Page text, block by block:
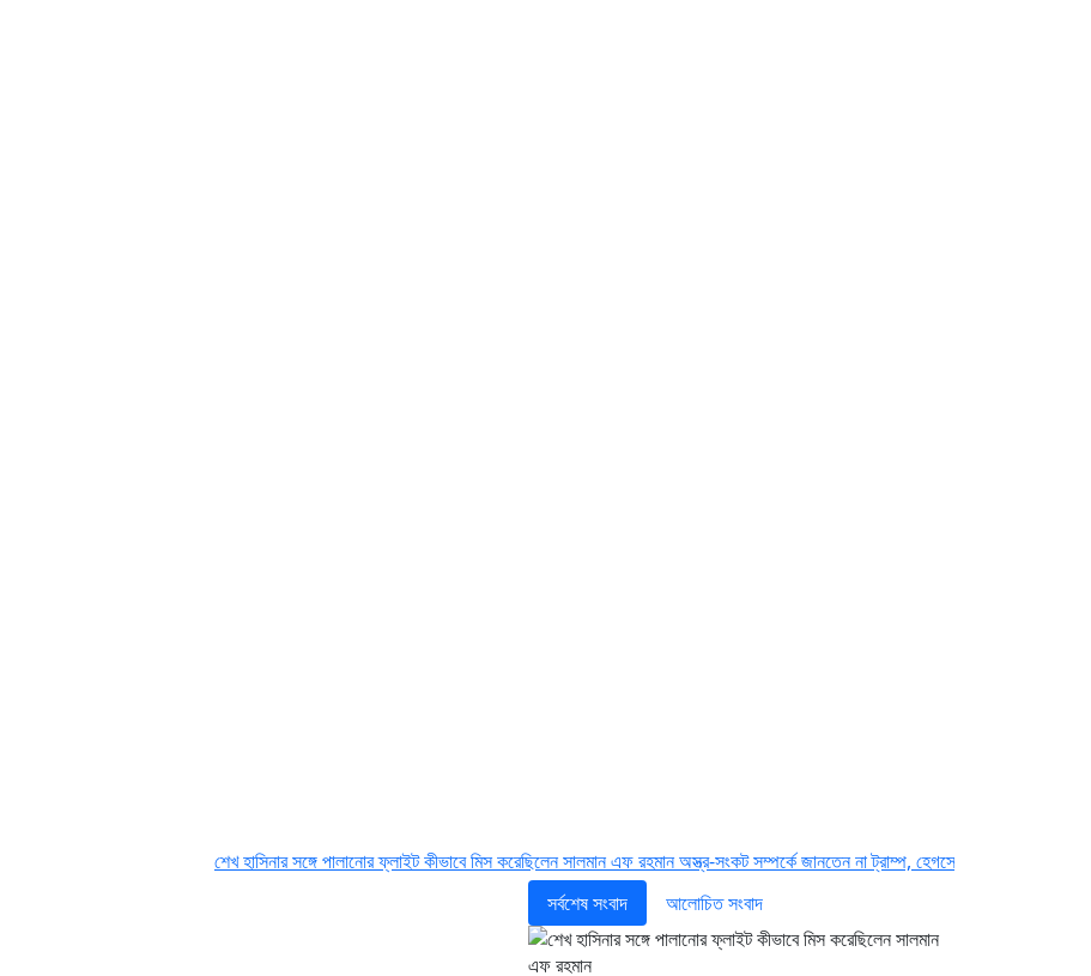
শেখ হাসিনার সঙ্গে পালানোর ফ্লাইট কীভাবে মিস করেছিলেন সালমান এফ রহমানঅস্ত্র-সংকট সম্পর্কে জানতেন না ট্রাম্প, হেগসেথের সঙ্গে বাগ্‌যুদ্ধে জড়ান প্রেসিডেন্ট
সর্বশেষ সংবাদ আলোচিত সংবাদ